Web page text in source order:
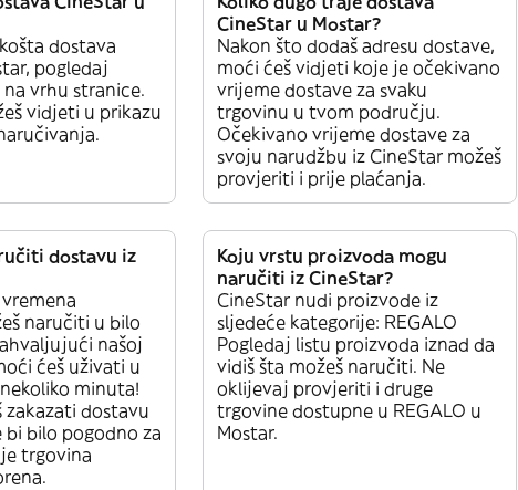
dostava
pogledaj
vrhu stranice.
vidjeti u prikazu
CineStar u Mostar?
Nakon što dodaš adresu dostave,
moći ćeš vidjeti koje je očekivano
vrijeme dostave za svaku
trgovinu u tvom području.
Očekivano vrijeme dostave za
svoju narudžbu iz CineStar možeš
provjeriti i prije plaćanja.
dostavu iz
naručiti u bilo
našoj
ćeš uživati u
minuta!
zakazati dostavu
bi bilo pogodno za
trgovina
Koju vrstu proizvoda mogu
naručiti iz CineStar?
CineStar nudi proizvode iz
sljedeće kategorije: REGALO
Pogledaj listu proizvoda iznad da
vidiš šta možeš naručiti. Ne
oklijevaj provjeriti i druge
trgovine dostupne u REGALO u
Mostar.